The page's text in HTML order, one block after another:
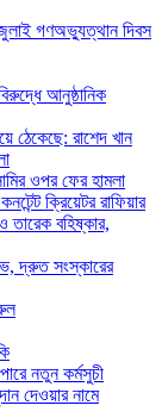
গণঅভ্যুত্থান দিবস
আনুষ্ঠানিক
ঠেকেছে: রাশেদ খান
ওপর ফের হামলা
ক্রিয়েটর রাফিয়ার
তারেক বহিষ্কার,
দ্রুত সংস্কারের
নতুন কর্মসুচী
দেওয়ার নামে